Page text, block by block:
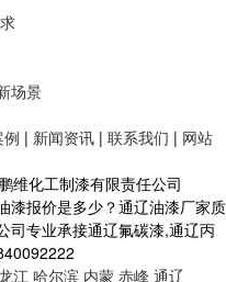
场景
| 新闻资讯 | 联系我们 | 网站
维化工制漆有限责任公司
漆报价是多少？通辽油漆厂家质
司专业承接通辽氟碳漆,通辽丙
江 哈尔滨 内蒙 赤峰 通辽